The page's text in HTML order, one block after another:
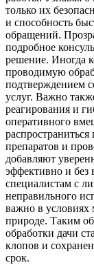
только их
и способность
обращений.
подробное
решение. Иногда
проводимую
подтверждением
услуг. Важно
реагирования и
оперативного
препаратов и
добавляют
эффективно и без
специалистам с
неправильного
важно в условиях
природе. Таким
обработки дачи
клопов и
срок.